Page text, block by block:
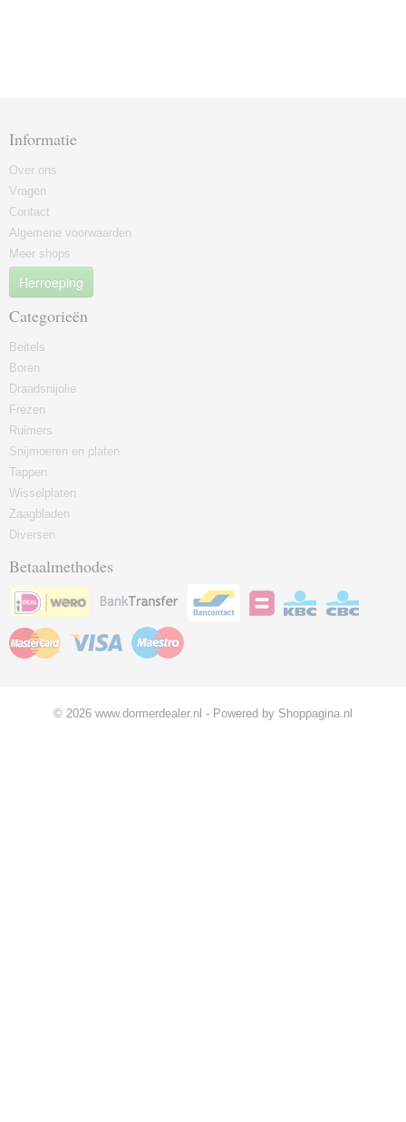
Informatie
Over ons
Vragen
Contact
Algemene voorwaarden
Meer shops
Herroeping
Categorieën
Beitels
Boren
Draadsnijolie
Frezen
Ruimers
Snijmoeren en platen
Tappen
Wisselplaten
Zaagbladen
Diversen
Betaalmethodes
© 2026 www.dormerdealer.nl - Powered by Shoppagina.nl